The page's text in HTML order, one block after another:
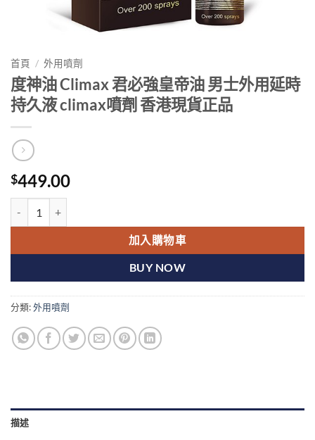
首頁 / 外用噴劑
度神油 Climax 君必強皇帝油 男士外用延時
持久液 climax噴劑 香港現貨正品
$449.00
加入購物車
BUY NOW
分類:外用噴劑
描述